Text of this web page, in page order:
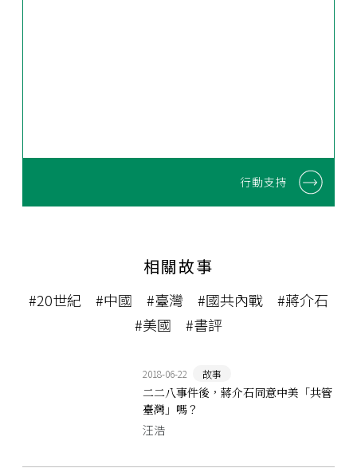
行動支持
相關故事
#20世紀 #中國 #臺灣 #國共內戰
#蔣介石
#美國
#書評
2018-06-22 故事
二二八事件後，蔣介石同意中美「共管
臺灣」嗎？
汪浩